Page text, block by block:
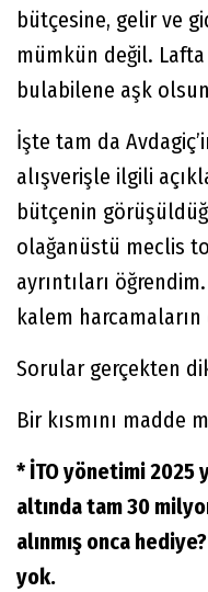
bütçesine, gelir ve
mümkün değil.
bulabilene aşk
İşte tam da
alışverişle ilgili
bütçenin
olağanüstü meclis
ayrıntıları
kalem harcamaların
Sorular gerçekten
Bir kısmını madde
* İTO yönetimi 2025
altında tam 30
alınmış onca
yok.